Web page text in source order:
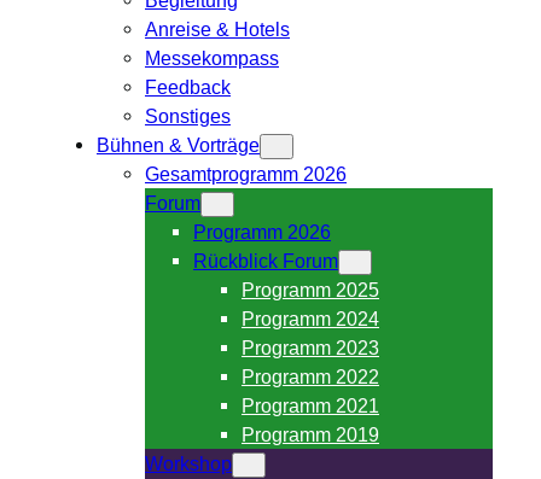
Anreise & Hotels
Messekompass
Feedback
Sonstiges
Bühnen & Vorträge
Gesamtprogramm 2026
Forum
Programm 2026
Rückblick Forum
Programm 2025
Programm 2024
Programm 2023
Programm 2022
Programm 2021
Programm 2019
Workshop